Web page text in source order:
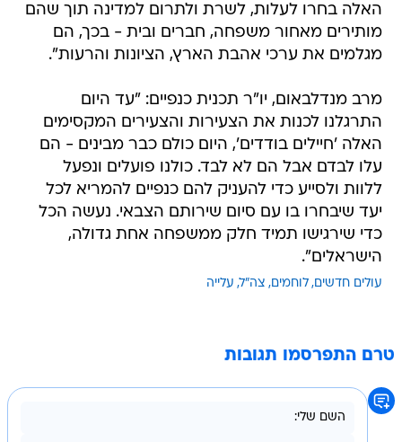
האלה בחרו לעלות, לשרת ולתרום למדינה תוך שהם
מותירים מאחור משפחה, חברים ובית - בכך, הם
מגלמים את ערכי אהבת הארץ, הציונות והרעות".
מרב מנדלבאום, יו"ר תכנית כנפיים: "עד היום
התרגלנו לכנות את הצעירות והצעירים המקסימים
האלה 'חיילים בודדים', היום כולם כבר מבינים - הם
עלו לבדם אבל הם לא לבד. כולנו פועלים ונפעל
ללוות ולסייע כדי להעניק להם כנפיים להמריא לכל
יעד שיבחרו בו עם סיום שירותם הצבאי. נעשה הכל
כדי שירגישו תמיד חלק ממשפחה אחת גדולה,
הישראלים".
עולים חדשים לוחמים צה"ל עלייה
טרם התפרסמו תגובות